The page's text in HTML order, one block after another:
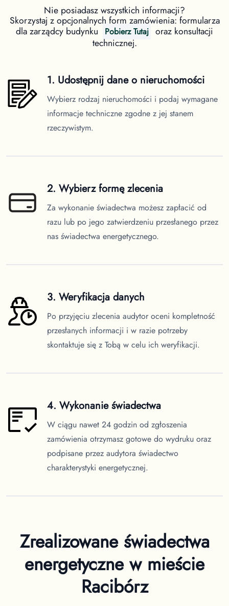
Nie posiadasz wszystkich informacji?
Skorzystaj z opcjonalnych form zamówienia: formularza
dla zarządcy budynku
Pobierz Tutaj oraz konsultacji
technicznej.
1. Udostępnij dane o nieruchomości
Wybierz rodzaj nieruchomości i podaj wymagane
informacje techniczne zgodne z jej stanem
rzeczywistym.
2. Wybierz formę zlecenia
Za wykonanie świadectwa możesz zapłacić od
razu lub po jego zatwierdzeniu przesłanego przez
nas świadectwa energetycznego.
3. Weryfikacja danych
Po przyjęciu zlecenia audytor oceni kompletność
przesłanych informacji i w razie potrzeby
skontaktuje się z Tobą w celu ich weryfikacji.
4. Wykonanie świadectwa
W ciągu nawet 24 godzin od zgłoszenia
zamówienia otrzymasz gotowe do wydruku oraz
podpisane przez audytora świadectwo
charakterystyki energetycznej.
Zrealizowane świadectwa
energetyczne w mieście
Racibórz